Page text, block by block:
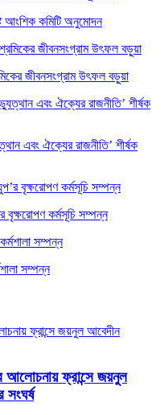
আংশিক কমিটি অনুমোদন
জীবনসংগ্রাম উৎফল বড়ুয়া
এবং ঐক্যের রাজনীতি’ শীর্ষক
বৃক্ষরোপণ কর্মসূচি সম্পন্ন
সম্পন্ন
আলোচনায় ফ্রান্সে জয়নুল